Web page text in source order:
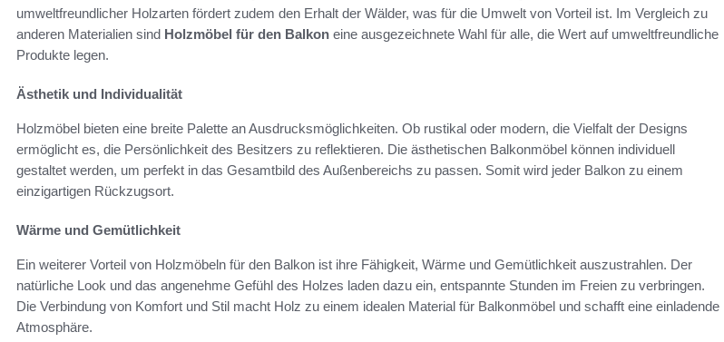
umweltfreundlicher Holzarten fördert zudem den Erhalt der Wälder, was für die Umwelt von Vorteil ist. Im Vergleich zu
anderen Materialien sind Holzmöbel für den Balkon eine ausgezeichnete Wahl für alle, die Wert auf umweltfreundliche
Produkte legen.
Ästhetik und Individualität
Holzmöbel bieten eine breite Palette an Ausdrucksmöglichkeiten. Ob rustikal oder modern, die Vielfalt der Designs
ermöglicht es, die Persönlichkeit des Besitzers zu reflektieren. Die ästhetischen Balkonmöbel können individuell
gestaltet werden, um perfekt in das Gesamtbild des Außenbereichs zu passen. Somit wird jeder Balkon zu einem
einzigartigen Rückzugsort.
Wärme und Gemütlichkeit
Ein weiterer Vorteil von Holzmöbeln für den Balkon ist ihre Fähigkeit, Wärme und Gemütlichkeit auszustrahlen. Der
natürliche Look und das angenehme Gefühl des Holzes laden dazu ein, entspannte Stunden im Freien zu verbringen.
Die Verbindung von Komfort und Stil macht Holz zu einem idealen Material für Balkonmöbel und schafft eine einladende
Atmosphäre.